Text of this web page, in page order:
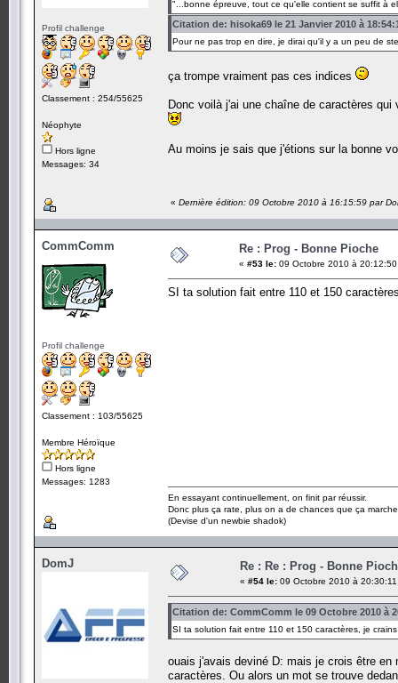
Profil challenge
Classement : 254/55625
Néophyte
Hors ligne
Messages: 34
"...bonne épreuve, tout ce qu'elle contient se suffit à
Citation de: hisoka69 le 21 Janvier 2010 à
Pour ne pas trop en dire, je dirai qu'il y a un peu de
ça trompe vraiment pas ces indices
Donc voilà j'ai une chaîne de caractères
Au moins je sais que j'étions sur la bonne
« Dernière édition: 09 Octobre 2010 à 16:15:59 par
CommComm
Profil challenge
Classement : 103/55625
Membre Héroïque
Hors ligne
Messages: 1283
Re : Prog - Bonne Pioche
« #53 le: 09 Octobre 2010 à
SI ta solution fait entre 110 et 150
En essayant continuellement, on finit par réussir.
Donc plus ça rate, plus on a de chances que ça
(Devise d'un newbie shadok)
DomJ Re : Re : Prog - Bonne
« #54 le: 09 Octobre 2010 à
Citation de: CommComm le 09 Octobre 2010 à
SI ta solution fait entre 110 et 150 caractères, je
ouais j'avais deviné D: mais je crois être en
caractères. Ou alors un mot se trouve